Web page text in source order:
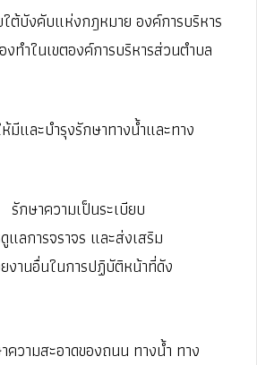
ต้บังคับแห่งกฎหมาย องค์การบริหาร
ทําในเขตองค์การบริหารส่วนตําบล
มีและบํารุงรักษาทางน้ำและทาง
รักษาความเป็นระเบียบ
แลการจราจร และส่งเสริม
านอื่นในการปฏิบัติหน้าที่ดัง
ความสะอาดของถนน ทางน้ำ ทาง